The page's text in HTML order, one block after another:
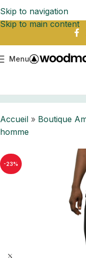
Skip to navigation
Skip to main content
Menu
Accueil » Boutique
homme
-23%